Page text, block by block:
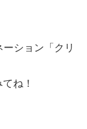
ション「クリ
ね！